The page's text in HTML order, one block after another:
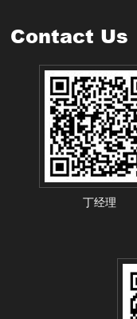
Contact Us
丁经理